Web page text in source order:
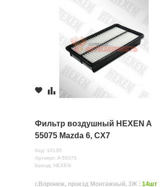
Фильтр воздушный HEXEN A
55075 Mazda 6, CX7
Код: 10135
Артикул: A 55075
Бренд: HEXEN
г.Воронеж, проезд Монтажный, 3Ж : 14шт